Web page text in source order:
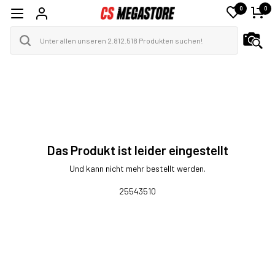
0 0
Das Produkt ist leider eingestellt
Und kann nicht mehr bestellt werden.
25543510